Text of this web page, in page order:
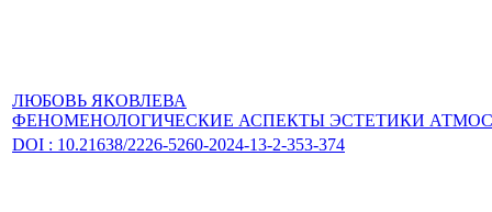
ЛЮБОВЬ ЯКОВЛЕВА
ФЕНОМЕНОЛОГИЧЕСКИЕ АСПЕКТЫ ЭСТЕТИКИ
DOI : 10.21638/2226-5260-2024-13-2-353-374